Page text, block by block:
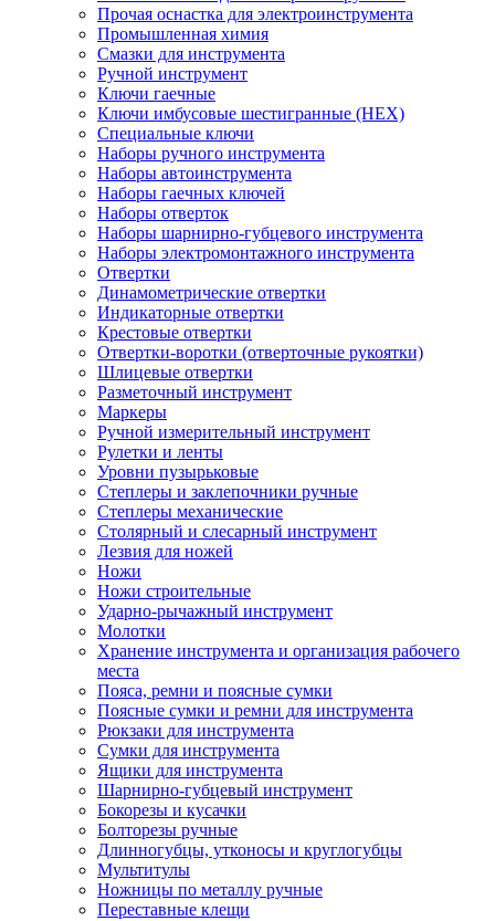
Прочая оснастка для электроинструмента
Промышленная химия
Смазки для инструмента
Ручной инструмент
Ключи гаечные
Ключи имбусовые шестигранные (HEX)
Специальные ключи
Наборы ручного инструмента
Наборы автоинструмента
Наборы гаечных ключей
Наборы отверток
Наборы шарнирно-губцевого инструмента
Наборы электромонтажного инструмента
Отвертки
Динамометрические отвертки
Индикаторные отвертки
Крестовые отвертки
Отвертки-воротки (отверточные рукоятки)
Шлицевые отвертки
Разметочный инструмент
Маркеры
Ручной измерительный инструмент
Рулетки и ленты
Уровни пузырьковые
Степлеры и заклепочники ручные
Степлеры механические
Столярный и слесарный инструмент
Лезвия для ножей
Ножи
Ножи строительные
Ударно-рычажный инструмент
Молотки
Хранение инструмента и организация рабочего
места
Пояса, ремни и поясные сумки
Поясные сумки и ремни для инструмента
Рюкзаки для инструмента
Сумки для инструмента
Ящики для инструмента
Шарнирно-губцевый инструмент
Бокорезы и кусачки
Болторезы ручные
Длинногубцы, утконосы и круглогубцы
Мультитулы
Ножницы по металлу ручные
Переставные клещи